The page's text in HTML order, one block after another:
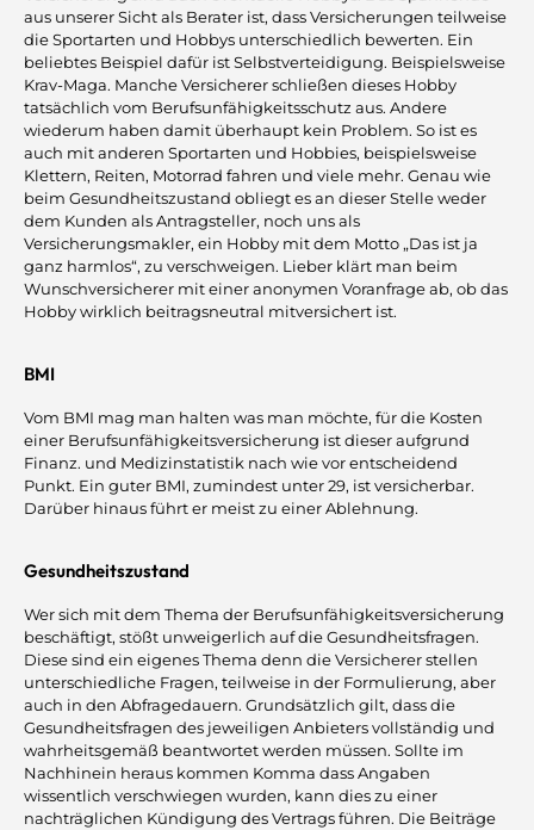
aus unserer Sicht als Berater ist, dass Versicherungen teilweise
die Sportarten und Hobbys unterschiedlich bewerten. Ein
beliebtes Beispiel dafür ist Selbstverteidigung. Beispielsweise
Krav-Maga. Manche Versicherer schließen dieses Hobby
tatsächlich vom Berufsunfähigkeitsschutz aus. Andere
wiederum haben damit überhaupt kein Problem. So ist es
auch mit anderen Sportarten und Hobbies, beispielsweise
Klettern, Reiten, Motorrad fahren und viele mehr. Genau wie
beim Gesundheitszustand obliegt es an dieser Stelle weder
dem Kunden als Antragsteller, noch uns als
Versicherungsmakler, ein Hobby mit dem Motto „Das ist ja
ganz harmlos“, zu verschweigen. Lieber klärt man beim
Wunschversicherer mit einer anonymen Voranfrage ab, ob das
Hobby wirklich beitragsneutral mitversichert ist.
BMI
Vom BMI mag man halten was man möchte, für die Kosten
einer Berufsunfähigkeitsversicherung ist dieser aufgrund
Finanz. und Medizinstatistik nach wie vor entscheidend
Punkt. Ein guter BMI, zumindest unter 29, ist versicherbar.
Darüber hinaus führt er meist zu einer Ablehnung.
Gesundheitszustand
Wer sich mit dem Thema der Berufsunfähigkeitsversicherung
beschäftigt, stößt unweigerlich auf die Gesundheitsfragen.
Diese sind ein eigenes Thema denn die Versicherer stellen
unterschiedliche Fragen, teilweise in der Formulierung, aber
auch in den Abfragedauern. Grundsätzlich gilt, dass die
Gesundheitsfragen des jeweiligen Anbieters vollständig und
wahrheitsgemäß beantwortet werden müssen. Sollte im
Nachhinein heraus kommen Komma dass Angaben
wissentlich verschwiegen wurden, kann dies zu einer
nachträglichen Kündigung des Vertrags führen. Die Beiträge